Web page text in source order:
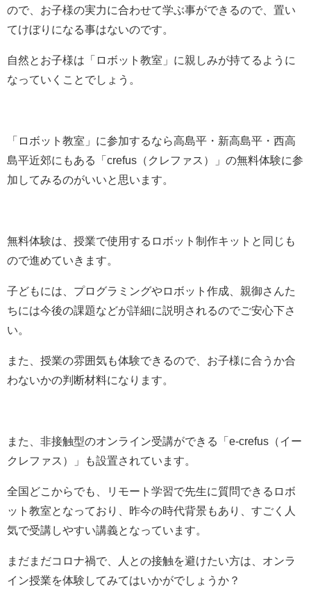
ので、お子様の実力に合わせて学ぶ事ができるので、置い
てけぼりになる事はないのです。
自然とお子様は「ロボット教室」に親しみが持てるように
なっていくことでしょう。
「ロボット教室」に参加するなら高島平・新高島平・西高
島平近郊にもある「crefus（クレファス）」の無料体験に参
加してみるのがいいと思います。
無料体験は、授業で使用するロボット制作キットと同じも
ので進めていきます。
子どもには、プログラミングやロボット作成、親御さんた
ちには今後の課題などが詳細に説明されるのでご安心下さ
い。
また、授業の雰囲気も体験できるので、お子様に合うか合
わないかの判断材料になります。
また、非接触型のオンライン受講ができる 「 e-crefus（イー
クレファス）
」も設置されています。
全国どこからでも、リモート学習で先生に質問できるロボ
ット教室となっており、昨今の時代背景もあり、すごく人
気で受講しやすい講義となっています。
まだまだコロナ禍で、人との接触を避けたい方は、オンラ
イン授業を体験してみてはいかがでしょうか？